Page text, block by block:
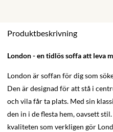
Produktbeskrivning
London - en tidlös soffa att leva
London är soffan för dig som
Den är designad för att stå i
och vila får ta plats. Med sin
den in i de flesta hem, oavsett
kvaliteten som verkligen gör